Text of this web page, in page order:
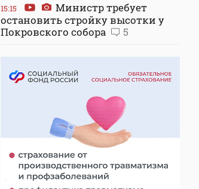
15:15
Министр требует
остановить стройку высотки у
Покровского собора
5